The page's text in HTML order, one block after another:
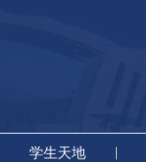
学生天地 |